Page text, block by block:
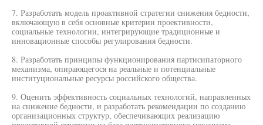
7. Разработать модель проактивной стратегии снижения бедности,
включающую в себя основные критерии проективности,
социальные технологии, интегрирующие традиционные и
инновационные способы регулирования бедности.
8. Разработать принципы функционирования партисипаторного
механизма, опирающегося на реальные и потенциальные
институциональные ресурсы российского общества.
9. Оценить эффективность социальных технологий, направленных
на снижение бедности, и разработать рекомендации по созданию
организационных структур, обеспечивающих реализацию